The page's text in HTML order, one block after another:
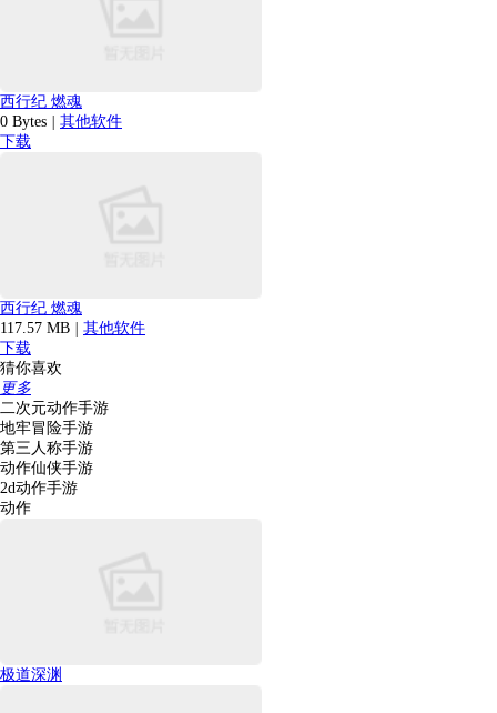
西行纪 燃魂
0 Bytes
其他软件
下载
西行纪 燃魂
117.57 MB
其他软件
下载
猜你喜欢
更多
二次元动作手游
地牢冒险手游
第三人称手游
动作仙侠手游
2d动作手游
动作
极道深渊